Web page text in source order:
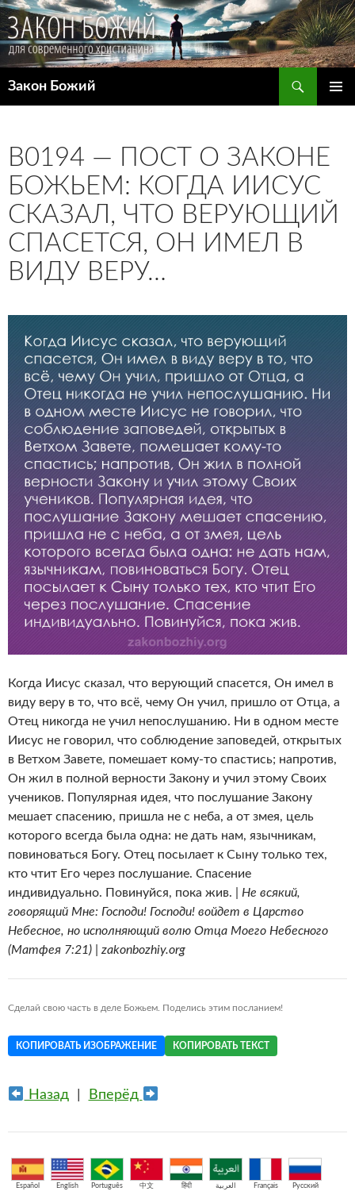
Закон Божий
B0194 — ПОСТ О ЗАКОНЕ
БОЖЬЕМ: КОГДА ИИСУС
СКАЗАЛ, ЧТО ВЕРУЮЩИЙ
СПАСЕТСЯ, ОН ИМЕЛ В
ВИДУ ВЕРУ…
Когда Иисус сказал, что верующий спасется, Он имел в
виду веру в то, что всё, чему Он учил, пришло от Отца, а
Отец никогда не учил непослушанию. Ни в одном месте
Иисус не говорил, что соблюдение заповедей, открытых
в Ветхом Завете, помешает кому-то спастись; напротив,
Он жил в полной верности Закону и учил этому Своих
учеников. Популярная идея, что послушание Закону
мешает спасению, пришла не с неба, а от змея, цель
которого всегда была одна: не дать нам, язычникам,
повиноваться Богу. Отец посылает к Сыну только тех,
кто чтит Его через послушание. Спасение
индивидуально. Повинуйся, пока жив. | Не всякий,
говорящий Мне: Господи! Господи! войдет в Царство
Небесное, но исполняющий волю Отца Моего Небесного
(Матфея 7:21) | zakonbozhiy.org
Сделай свою часть в деле Божьем. Поделись этим посланием!
КОПИРОВАТЬ ИЗОБРАЖЕНИЕ КОПИРОВАТЬ ТЕКСТ
Назад| Вперёд
Español English Português 中文 हिंदी العربية Français Русский